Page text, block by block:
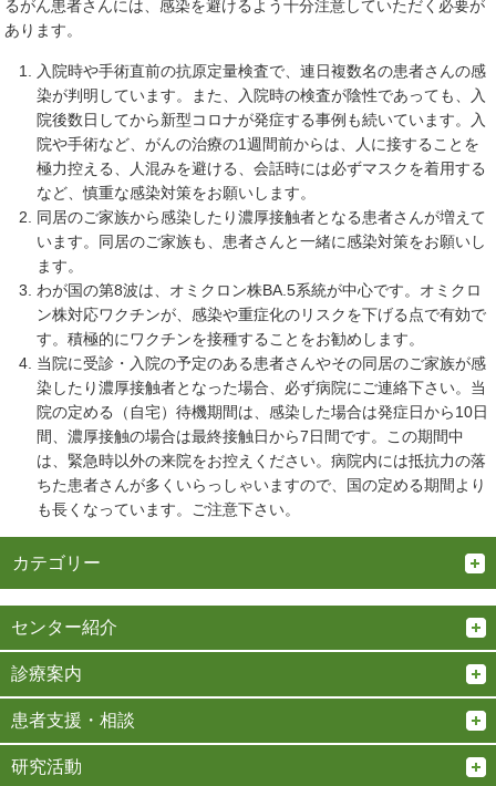
るがん患者さんには、感染を避けるよう十分注意していただく必要が
あります。
入院時や手術直前の抗原定量検査で、連日複数名の患者さんの感
染が判明しています。また、入院時の検査が陰性であっても、入
院後数日してから新型コロナが発症する事例も続いています。入
院や手術など、がんの治療の1週間前からは、人に接することを
極力控える、人混みを避ける、会話時には必ずマスクを着用する
など、慎重な感染対策をお願いします。
同居のご家族から感染したり濃厚接触者となる患者さんが増えて
います。同居のご家族も、患者さんと一緒に感染対策をお願いし
ます。
わが国の第8波は、オミクロン株BA.5系統が中心です。オミクロ
ン株対応ワクチンが、感染や重症化のリスクを下げる点で有効で
す。積極的にワクチンを接種することをお勧めします。
当院に受診・入院の予定のある患者さんやその同居のご家族が感
染したり濃厚接触者となった場合、必ず病院にご連絡下さい。当
院の定める（自宅）待機期間は、感染した場合は発症日から10日
間、濃厚接触の場合は最終接触日から7日間です。この期間中
は、緊急時以外の来院をお控えください。病院内には抵抗力の落
ちた患者さんが多くいらっしゃいますので、国の定める期間より
も長くなっています。ご注意下さい。
カテゴリー
センター紹介
診療案内
患者支援・相談
研究活動